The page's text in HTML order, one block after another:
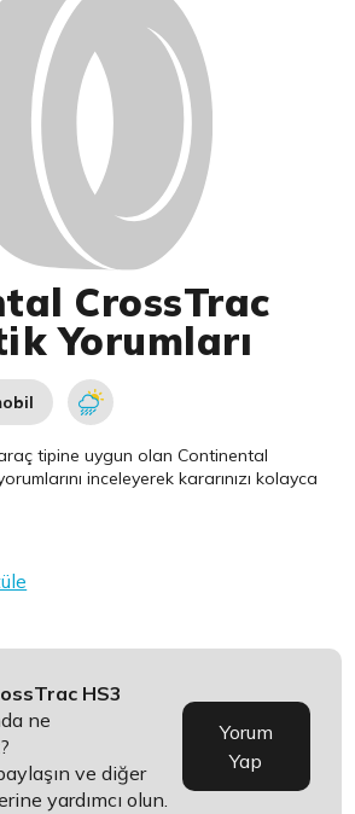
CrossTrac
Yorumları
tipine uygun olanContinental
inceleyerek kararınızı kolayca
HS3
ne
ve diğer
yardımcı olun.
Yorum
Yap